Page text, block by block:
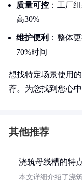
质量可控 ：工厂
高30%
维护便利 ：整体
70%时间
想找特定场景使用
荐。为您找到您心
其他推荐
浇筑母线槽的特
本文详细介绍了浇